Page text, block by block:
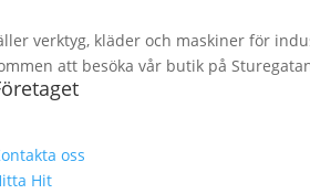
verktyg, kläder och maskiner för
att besöka vår butik på
oss
Hit